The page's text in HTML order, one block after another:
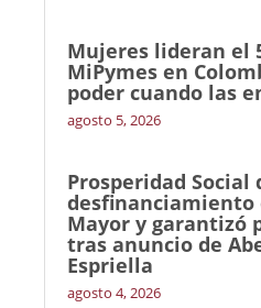
Mujeres lideran el
MiPymes en
poder cuando las
agosto 5, 2026
Prosperidad
desfinanciamiento
Mayor y garantizó
tras anuncio de
Espriella
agosto 4, 2026